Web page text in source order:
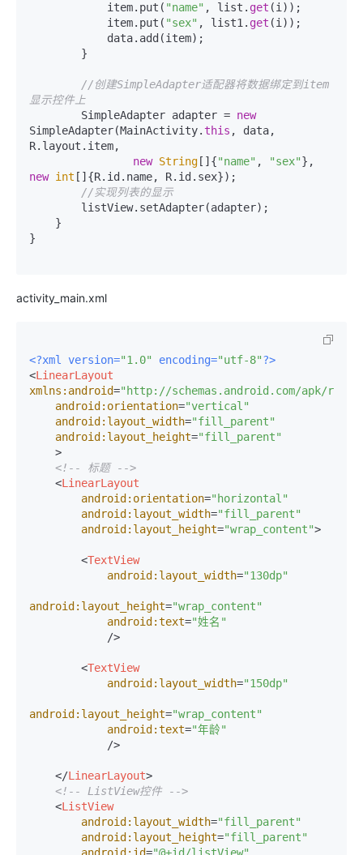
            item.put(
"name" , list. get (i));
            item.put(
"sex" , list1. get (i));
//创建SimpleAdapter适配器将数据绑定到item
显示控件上
        SimpleAdapter adapter =
new
SimpleAdapter(MainActivity.this , data,
R.layout.item,
new String []{"name" , "sex"
new int []{R.id.name, R.id.sex});
//实现列表的显示
}
activity_main.xml
<?xml version="1.0" encoding="utf-8"?>
<LinearLayout
xmlns:android="http://schemas.android.com/apk/res/
android:orientation="vertical"
android:layout_width="fill_parent"
android:layout_height="fill_parent"
    >
<!-- 标题 -->
<LinearLayout
android:orientation="horizontal"
android:layout_width="fill_parent"
android:layout_height="wrap_content">
<TextView
android:layout_width="130dp"
android:layout_height="wrap_content"
android:text="姓名"
            />
<TextView
android:layout_width="150dp"
android:layout_height="wrap_content"
android:text="年龄"
            />
</LinearLayout>
<!-- ListView控件 -->
<ListView
android:layout_width="fill_parent"
android:layout_height="fill_parent"